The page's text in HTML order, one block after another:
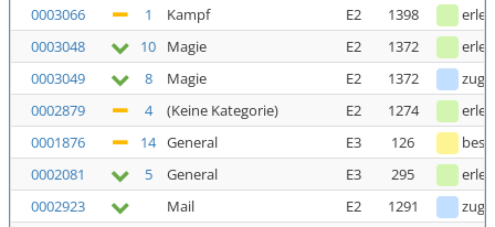
0003066
1 Kampf E2 1398
0003048
10 Magie E2 1372
0003049
8 Magie E2 1372
0002879
4 (Keine Kategorie) E2 1274
0001876
14 General E3 126
0002081
5 General E3 295
0002923
Mail E2 1291